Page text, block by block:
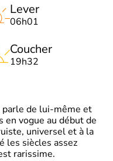
Lever
06h01
Coucher
19h32
parle de lui-même et
en vogue au début de
universel et à la
les siècles assez
rarissime.